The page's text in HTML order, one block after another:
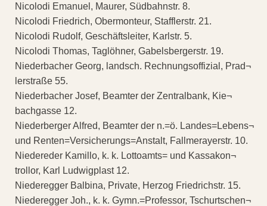
Nicolodi Emanuel, Maurer, Südbahnstr. 8.
Nicolodi Friedrich, Obermonteur, Stafflerstr. 21.
Nicolodi Rudolf, Geschäftsleiter, Karlstr. 5.
Nicolodi Thomas, Taglöhner, Gabelsbergerstr. 19.
Niederbacher Georg, landsch. Rechnungsoffizial, Prad¬
lerstraße 55.
Niederbacher Josef, Beamter der Zentralbank, Kie¬
bachgasse 12.
Niederberger Alfred, Beamter der n.=ö. Landes=Lebens¬
und Renten=Versicherungs=Anstalt, Fallmerayerstr. 10.
Niedereder Kamillo, k. k. Lottoamts= und Kassakon¬
trollor, Karl Ludwigplast 12.
Niederegger Balbina, Private, Herzog Friedrichstr. 15.
Niederegger Joh., k. k. Gymn.=Professor, Tschurtschen¬